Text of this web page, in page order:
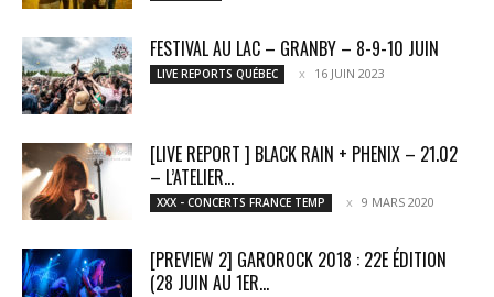
FESTIVAL AU LAC – GRANBY – 8-9-10 JUIN
LIVE REPORTS QUÉBEC 16 JUIN 2023
[LIVE REPORT ] BLACK RAIN + PHENIX – 21.02
– L’ATELIER...
XXX - CONCERTS FRANCE TEMP 9 MARS 2020
[PREVIEW 2] GAROROCK 2018 : 22E ÉDITION
(28 JUIN AU 1ER...